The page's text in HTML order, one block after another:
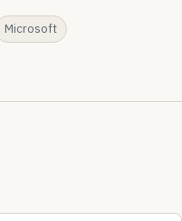
Microsoft